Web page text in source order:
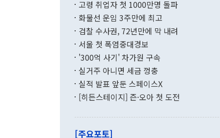
무너졌다고
함께 4자 대
"우리의 선
관은 업무
며 월간 기
196.9% 급
수출은
기록했지만
로 전환됐다.
는 배당수입
고령 취업자 첫 1000만명 돌파
화물선 운임 3주만에 최고
검찰 수사권, 72년만에 막 내려
서울 첫 폭염중대경보
'300억 사기' 차가원 구속
실거주 아니면 세금 껑충
실적 발표 앞둔 스페이스X
[히든스테이지] 즌·오아 첫 도전
[주요포토]